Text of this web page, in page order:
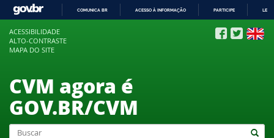
COMUNICA BR ACESSO À INFORMAÇÃO PARTICIPE
ACESSIBILIDADE
ALTO-CONTRASTE
MAPA DO SITE
CVM agora é
GOV.BR/CVM